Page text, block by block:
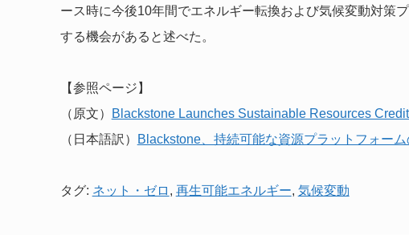
ース時に今後10年間でエネルギー転換および気候変動対策
する機会があると述べた。
【参照ページ】
（原文）
Blackstone Launches Sustainable Resources
（日本語訳）
Blackstone、持続可能な資源プラットフォー
タグ: ネット・ゼロ , 再生可能エネルギー, 気候変動